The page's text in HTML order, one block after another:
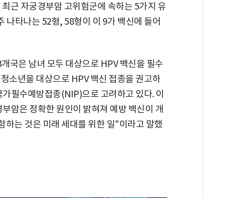
근 자궁경부암 고위험군에 속하는 5가지 유
나타나는 52형, 58형이 이 9가 백신에 들어
국은 남녀 모두 대상으로 HPV 백신을 필수
소년을 대상으로 HPV 백신 접종을 권고하
필수예방접종(NIP)으로 고려하고 있다. 이
암은 정확한 원인이 밝혀져 예방 백신이 개
는 것은 미래 세대를 위한 일"이라고 말했